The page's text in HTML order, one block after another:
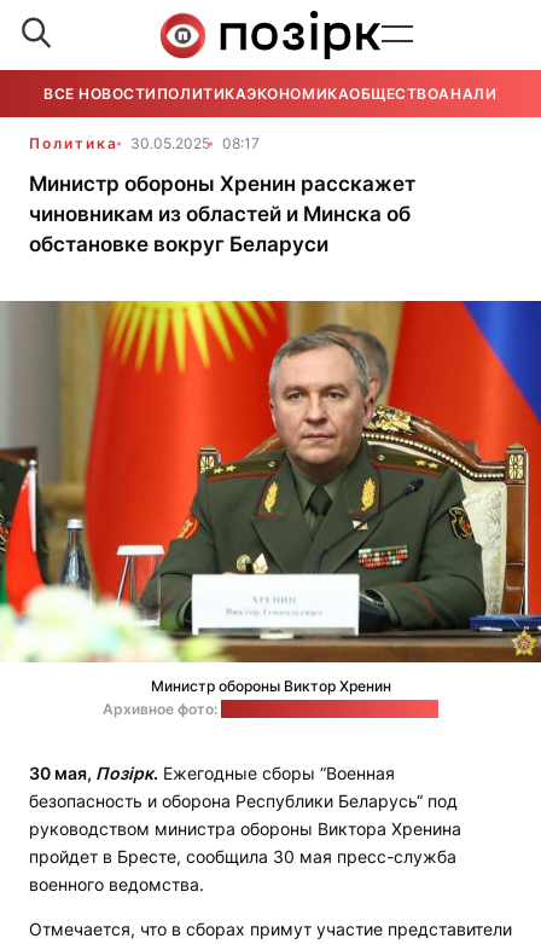
ВСЕ НОВОСТИ ПОЛИТИКАЭКОНОМИКАОБЩЕСТВОАНАЛИТИКА
Политика 30.05.2025 08:17
Министр обороны Хренин расскажет
чиновникам из областей и Минска об
обстановке вокруг Беларуси
Министр обороны Виктор Хренин
Архивное фото:
30 мая, Позірк. Ежегодные сборы “Военная
безопасность и оборона Республики Беларусь“ под
руководством министра обороны Виктора Хренина
пройдет в Бресте, сообщила 30 мая пресс-служба
военного ведомства.
Отмечается, что в сборах примут участие представители